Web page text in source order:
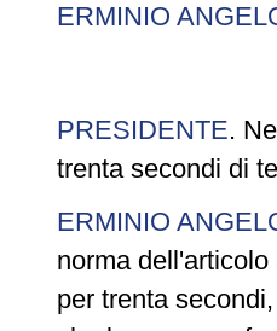
ERMINIO
PRESIDENTE.
trenta secondi di
ERMINIO
norma
per trenta